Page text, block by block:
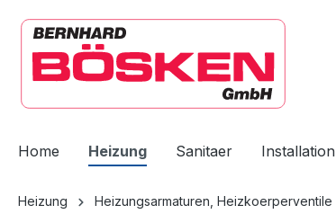
Zur Hauptnavigation springen
Home Heizung Sanitaer Installation
Heizung Heizungsarmaturen, Heizkoerperventile